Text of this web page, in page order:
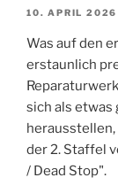
10. APRIL 2026
Was auf den
erstaunlich
sich als etwas
herausstellen,
der 2. Staffel
/ Dead Stop".